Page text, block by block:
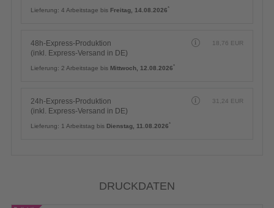
Lieferung: 4 Arbeitstage bis Freitag, 14.08.2026*
48h-Express-Produktion
(inkl. Express-Versand in DE)
18,76 EUR
Lieferung: 2 Arbeitstage bis Mittwoch, 12.08.2026*
24h-Express-Produktion
(inkl. Express-Versand in DE)
31,24 EUR
Lieferung: 1 Arbeitstag bis Dienstag, 11.08.2026*
DRUCKDATEN